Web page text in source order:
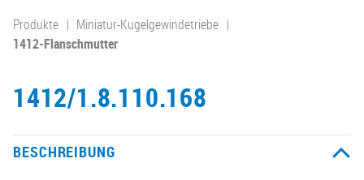
Produkte
Miniatur-Kugelgewindetriebe
1412-Flanschmutter
1412/1.8.110.168
BESCHREIBUNG